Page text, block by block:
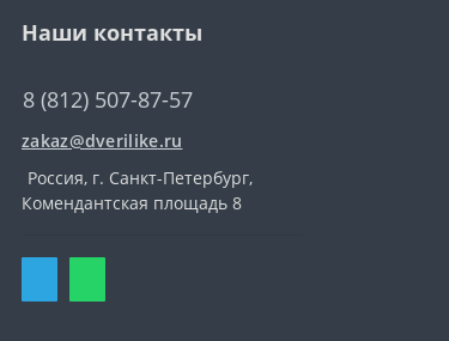
Наши контакты
8 (812) 507-87-57
zakaz@dverilike.ru
Россия, г. Санкт-Петербург,
Комендантская площадь 8